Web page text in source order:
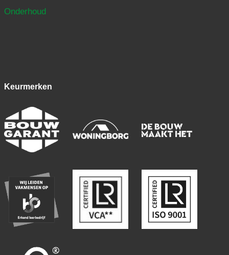
Onderhoud
Keurmerken